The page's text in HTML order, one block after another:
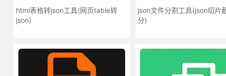
html表格转json工具(网页table转
json)
json文件分割工具(json切片
分)